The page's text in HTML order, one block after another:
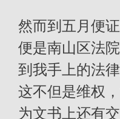
然而到五月便
便是南山区法
到我手上的法
这不但是维权
为文书上还有